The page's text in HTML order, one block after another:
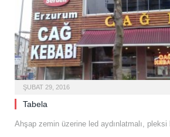
ŞUBAT 29, 2016
Tabela
Ahşap zemin üzerine led aydınlatmalı, pleksi